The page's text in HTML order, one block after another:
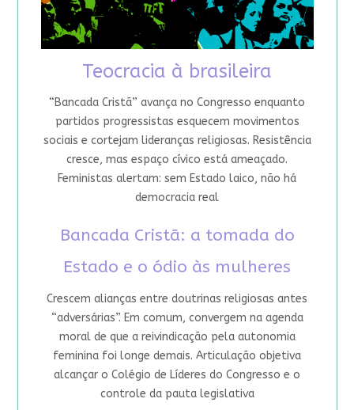
Teocracia à brasileira
“Bancada Cristã” avança no Congresso enquanto
partidos progressistas esquecem movimentos
sociais e cortejam lideranças religiosas. Resistência
cresce, mas espaço cívico está ameaçado.
Feministas alertam: sem Estado laico, não há
democracia real
Bancada Cristã: a tomada do
Estado e o ódio às mulheres
Crescem alianças entre doutrinas religiosas antes
“adversárias”. Em comum, convergem na agenda
moral de que a reivindicação pela autonomia
feminina foi longe demais. Articulação objetiva
alcançar o Colégio de Líderes do Congresso e o
controle da pauta legislativa